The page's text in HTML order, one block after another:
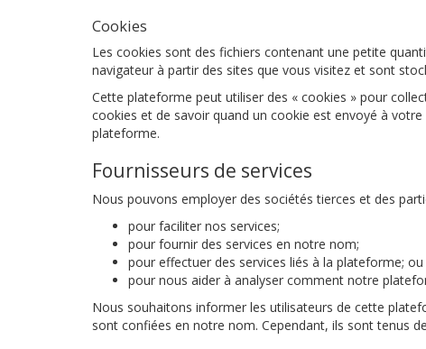
Cookies
Les cookies sont des fichiers contenant une petite
navigateur à partir des sites que vous visitez et sont
Cette plateforme peut utiliser des « cookies » pour
cookies et de savoir quand un cookie est envoyé à
plateforme.
Fournisseurs de services
Nous pouvons employer des sociétés tierces et des
pour faciliter nos services;
pour fournir des services en notre nom;
pour effectuer des services liés à la plateforme; ou
pour nous aider à analyser comment notre
Nous souhaitons informer les utilisateurs de cette
sont confiées en notre nom. Cependant, ils sont tenus